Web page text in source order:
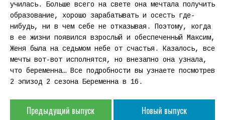
училась. Больше всего на свете она мечтала получить
образование, хорошо зарабатывать и осесть где-
нибудь, ни в чем себе не отказывая. Поэтому, когда
в ее жизни появился взрослый и обеспеченный Максим,
Женя была на седьмом небе от счастья. Казалось, все
мечты вот-вот исполнятся, но внезапно она узнала,
что беременна… Все подробности вы узнаете посмотрев
2 эпизод 2 сезона Беременна в 16.
Предыдущий выпуск Новый выпуск